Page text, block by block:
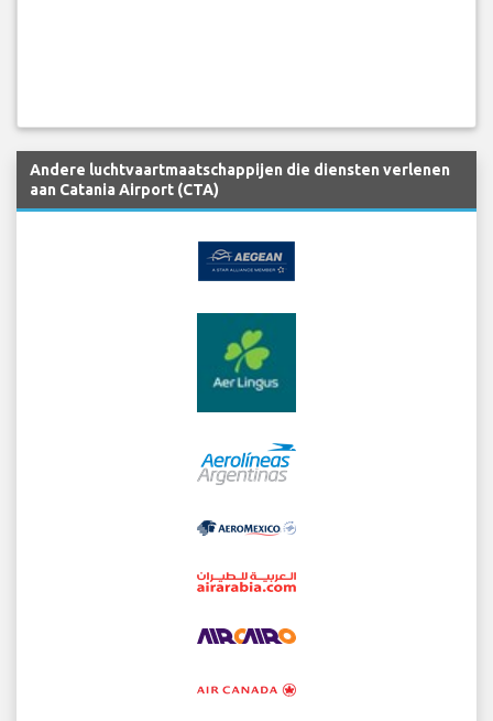
Andere luchtvaartmaatschappijen die diensten verlenen
aan Catania Airport (CTA)